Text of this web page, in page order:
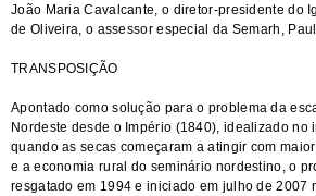
João Maria Cavalcante, o diretor-presidente do
de Oliveira, o assessor especial da Semarh,
TRANSPOSIÇÃO
Apontado como solução para o problema da
Nordeste desde o Império (1840), idealizado no
quando as secas começaram a atingir com
e a economia rural do seminário nordestino, o
resgatado em 1994 e iniciado em julho de 2007